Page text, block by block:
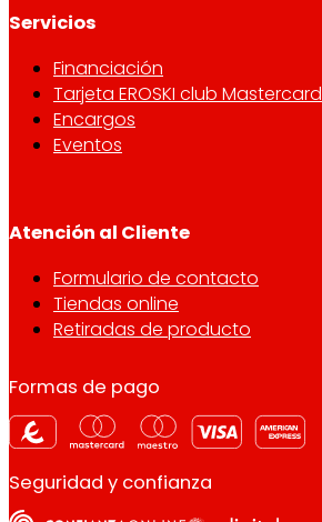
Servicios
Financiación
Tarjeta EROSKI club Mastercard
Encargos
Eventos
Atención al Cliente
Formulario de contacto
Tiendas online
Retiradas de producto
Formas de pago
Seguridad y confianza